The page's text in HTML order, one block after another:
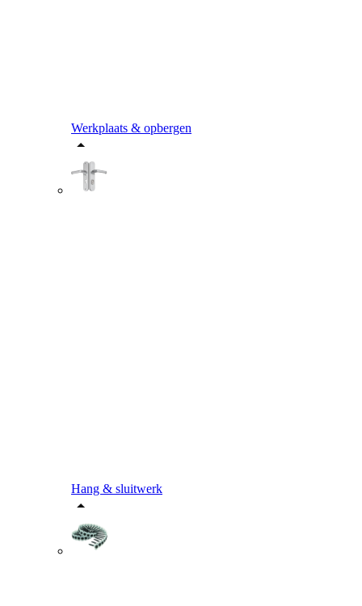
Werkplaats & opbergen
Hang & sluitwerk